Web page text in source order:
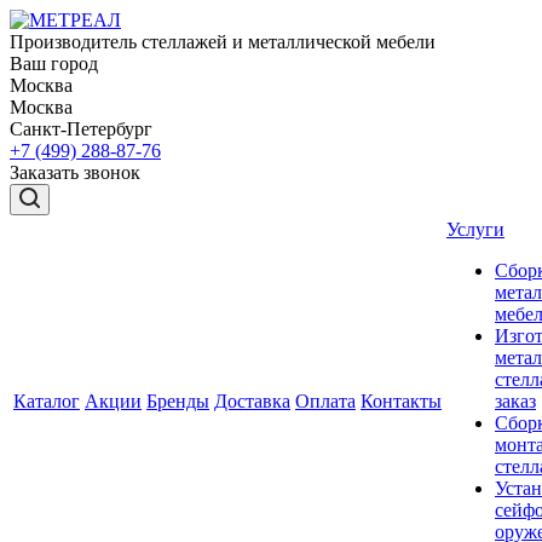
Производитель стеллажей и металлической мебели
Ваш город
Москва
Москва
Санкт-Петербург
+7 (499) 288-87-76
Заказать звонок
Каталог Акции Бренды Доставка Оплата Контакты
Услуги
заказ